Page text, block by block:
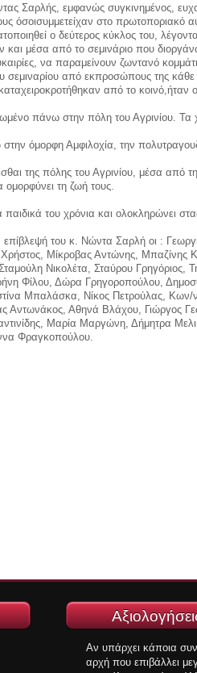
Σαρλής, εμφανώς συγκινημένος,
όσοισυμμετείχαν στο πρωτοποριακό
ο δεύτερος κύκλος του,
και μέσα από το σεμινάριο που
να παραμείνουν ζωντανό
σεμιναρίου από εκπροσώπους της κάθε
από το κοινό,ήταν
πάνω στην πόλη του Αγρινίου. Τα
όμορφη Αμφιλοχία, την
της πόλης του Αγρινίου, μέσα
ομορφύνει τη ζωή τους.
του χρόνια και ολοκληρώνει
επίβλεψή του κ. Νώντα Σαρλή οι :
Μίκροβας Αντώνης, Μπαζίνης
Νικολέτα, Σταύρου
Φίλου, Δώρα Γρηγοροπούλου,
Μπαλάσκα, Νίκος Πετρούλας, Κων/
Αντωνάκος, Αθηνά Βλάχου, Γιώργος
Μαρία Μαργώνη, Δήμητρα
Φραγκοπούλου.
Αν υπάρχει κάποια
αρχή που επιβάλλει